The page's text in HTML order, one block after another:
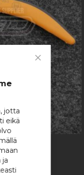
Close
Cookie
jotta
eikä
ja